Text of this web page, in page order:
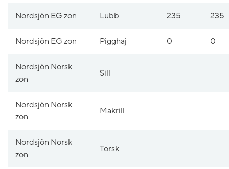
Nordsjön EG zon Lubb 235 235
Nordsjön EG zon Pigghaj 0 0
Nordsjön Norsk
zon
Sill
Nordsjön Norsk
zon
Makrill
Nordsjön Norsk
zon
Torsk